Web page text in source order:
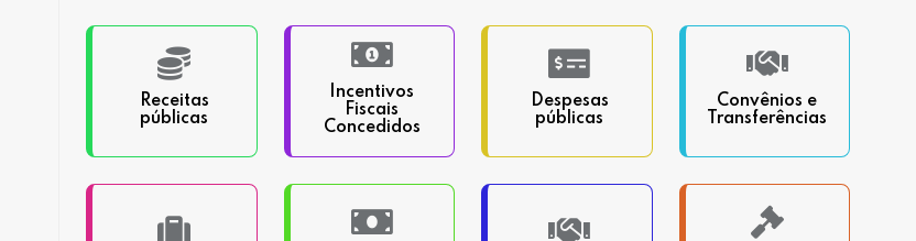
Receitas
públicas
Incentivos
Fiscais
Concedidos
Despesas
públicas
Convênios e
Transferências